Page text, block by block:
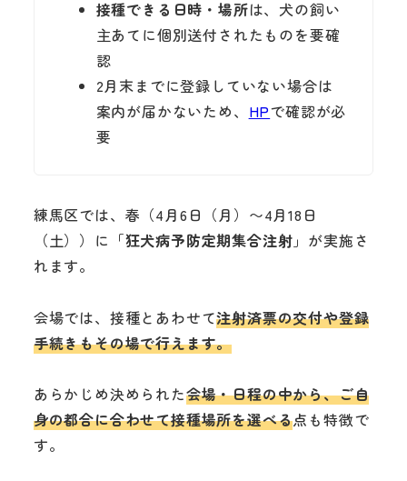
接種できる日時・場所は、犬の飼い
主あてに個別送付されたものを要確
認
2月末までに登録していない場合は
案内が届かないため、 HPで確認が必
要
練馬区では、春（4月6日（月）〜4月18日
（土））に「狂犬病予防定期集合注射 」が実施さ
れます。
会場では、接種とあわせて注射済票の交付や登録
手続きもその場で行えます。
あらかじめ決められた会場・日程の中から、ご自
身の都合に合わせて接種場所を選べる点も特徴で
す。